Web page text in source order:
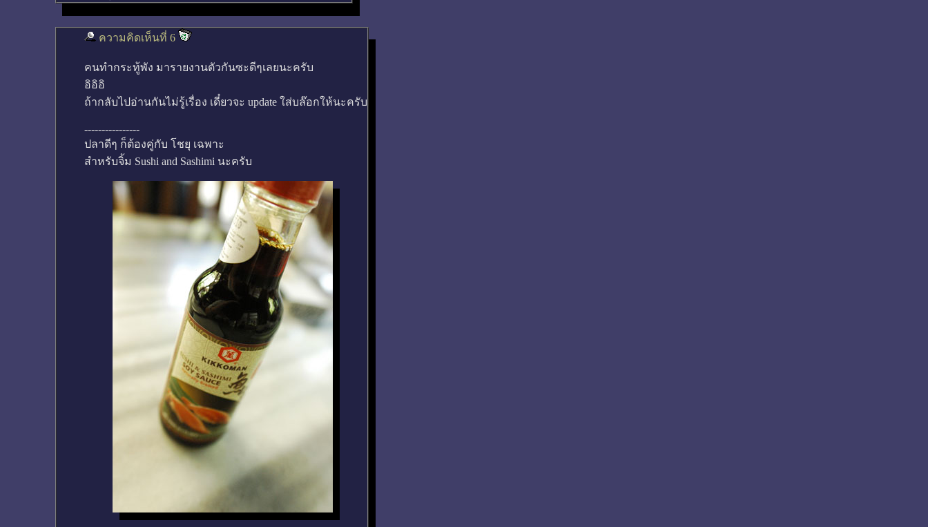
ความคิดเห็นที่ 6
คนทำกระทู้พัง มารายงานตัวกันซะดีๆเลยนะครับ
อิอิอิ
ถ้ากลับไปอ่านกันไม่รู้เรื่อง เดี๋ยวจะ update ใส่บล๊อกให้นะครับ
----------------
ปลาดีๆ ก็ต้องคู่กับ โชยุ เฉพาะ
สำหรับจิ้ม Sushi and Sashimi นะครับ